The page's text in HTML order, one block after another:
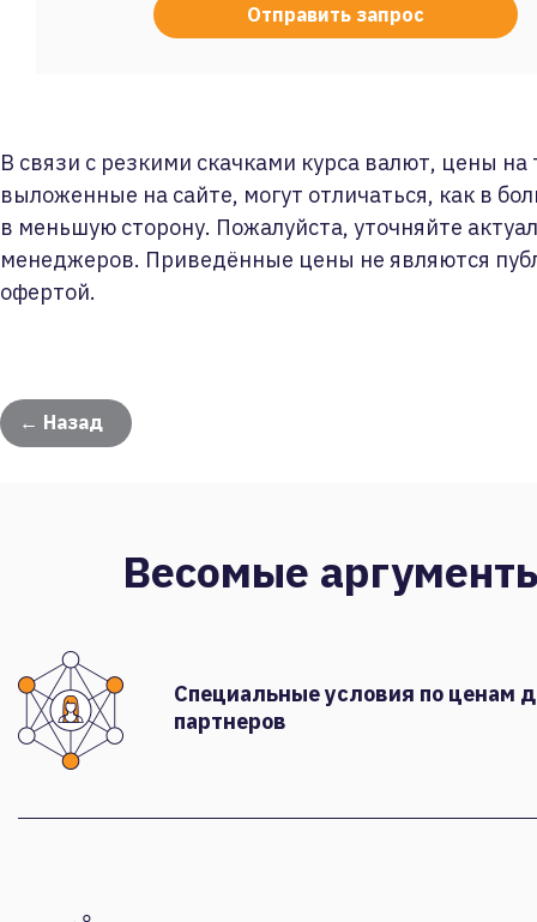
В связи с резкими скачками курса валют, цены на
выложенные на сайте, могут отличаться, как в
в меньшую сторону. Пожалуйста, уточняйте
менеджеров. Приведённые цены не являются
офертой.
← Назад
Весомые
Специальные условия по ценам
партнеров